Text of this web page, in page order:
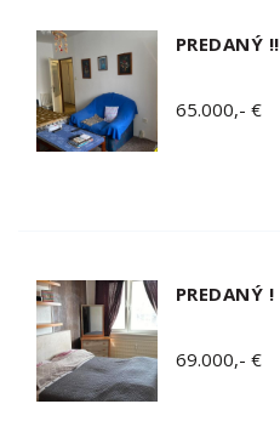
PREDANÝ !!
65.000,- €
PREDANÝ !
69.000,- €